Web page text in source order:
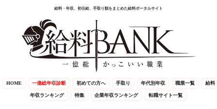
給料・年収、初任給、手取り額をまとめた給料ポータルサイト
HOME 一億総年収診断 初めての方へ 手取り 年代別年収 職業一覧 給料
年収ランキング 特集 企業年収ランキング 転職サイト一覧